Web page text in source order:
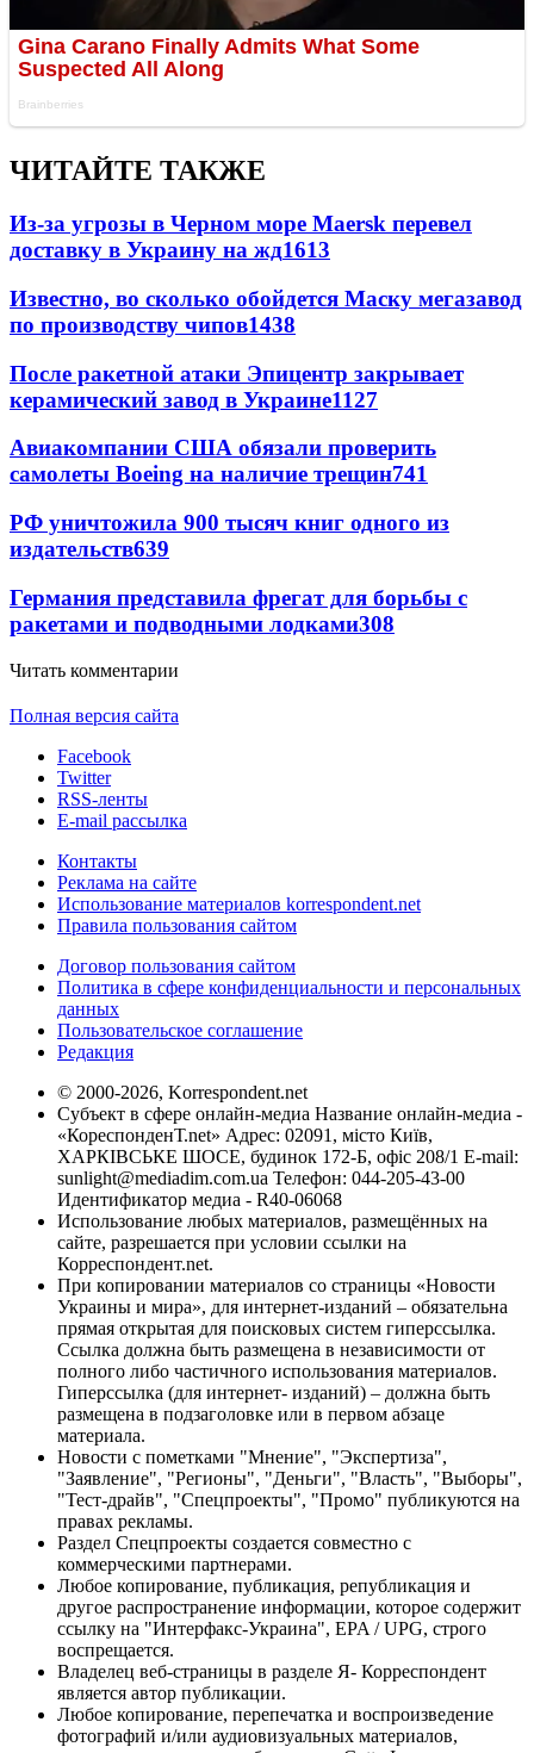
ЧИТАЙТЕ ТАКЖЕ
Из-за угрозы в Черном море Maersk перевел
доставку в Украину на жд1613
Известно, во сколько обойдется Маску мегазавод
по производству чипов1438
После ракетной атаки Эпицентр закрывает
керамический завод в Украине1127
Авиакомпании США обязали проверить
самолеты Boeing на наличие трещин741
РФ уничтожила 900 тысяч книг одного из
издательств639
Германия представила фрегат для борьбы с
ракетами и подводными лодками308
Читать комментарии
Полная версия сайта
Facebook
Twitter
RSS-ленты
E-mail рассылка
Контакты
Реклама на сайте
Использование материалов korrespondent.net
Правила пользования сайтом
Договор пользования сайтом
Политика в сфере конфиденциальности и персональных
данных
Пользовательское соглашение
Редакция
© 2000-2026, Korrespondent.net
Субъект в сфере онлайн-медиа Название онлайн-медиа -
«КореспонденТ.net» Адрес: 02091, місто Київ,
ХАРКІВСЬКЕ ШОСЕ, будинок 172-Б, офіс 208/1 E-mail:
sunlight@mediadim.com.ua Телефон: 044-205-43-00
Идентификатор медиа - R40-06068
Использование любых материалов, размещённых на
сайте, разрешается при условии ссылки на
Корреспондент.net.
При копировании материалов со страницы «Новости
Украины и мира», для интернет-изданий – обязательна
прямая открытая для поисковых систем гиперссылка.
Ссылка должна быть размещена в независимости от
полного либо частичного использования материалов.
Гиперссылка (для интернет- изданий) – должна быть
размещена в подзаголовке или в первом абзаце
материала.
Новости с пометками "Мнение", "Экспертиза",
"Заявление", "Регионы", "Деньги", "Власть", "Выборы",
"Тест-драйв", "Спецпроекты", "Промо" публикуются на
правах рекламы.
Раздел Спецпроекты создается совместно с
коммерческими партнерами.
Любое копирование, публикация, републикация и
другое распространение информации, которое содержит
ссылку на "Интерфакс-Украина", EPA / UPG, строго
воспрещается.
Владелец веб-страницы в разделе Я- Корреспондент
является автор публикации.
Любое копирование, перепечатка и воспроизведение
фотографий и/или аудиовизуальных материалов,